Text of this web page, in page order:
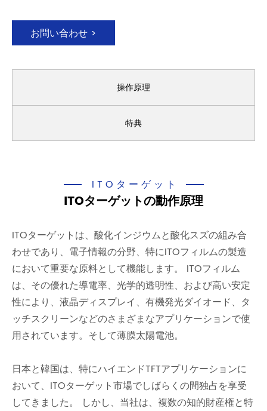
お問い合わせ >
操作原理
特典
ITOターゲット
ITOターゲットの動作原理
ITOターゲットは、酸化インジウムと酸化スズの組み合
わせであり、電子情報の分野、特にITOフィルムの製造
において重要な原料として機能します。 ITOフィルム
は、その優れた導電率、光学的透明性、および高い安定
性により、液晶ディスプレイ、有機発光ダイオード、タ
ッチスクリーンなどのさまざまなアプリケーションで使
用されています。そして薄膜太陽電池。
日本と韓国は、特にハイエンドTFTアプリケーションに
おいて、ITOターゲット市場でしばらくの間独占を享受
してきました。 しかし、当社は、複数の知的財産権と特